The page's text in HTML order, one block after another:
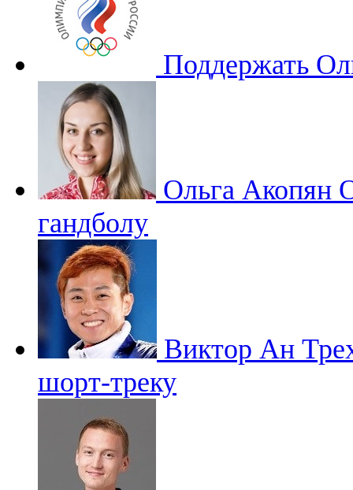
Поддержать
Ольга Акопян
гандболу
Виктор Ан
шорт-треку